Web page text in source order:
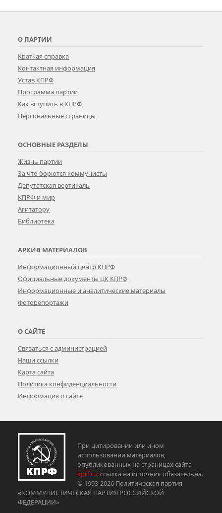
О ПАРТИИ
Краткая справка
Контактная информация
Устав КПРФ
Программа партии
Как вступить в КПРФ
Персональные страницы
ОСНОВНЫЕ РАЗДЕЛЫ
Жизнь партии
За что борются коммунисты
Депутатская вертикаль
КПРФ и мир
Агитатору
Библиотека
АРХИВ МАТЕРИАЛОВ
Информационный центр КПРФ
Официальные документы ЦК КПРФ
Информационные и аналитические материалы
Фоторепортажи
О САЙТЕ
Связаться с администрацией
Наши ссылки
Карта сайта
Политика конфиденциальности
Информация о сайте
При цитировании или ином
использовании материалов,
опубликованных на страницах сайта
kprf.ru, ссылка на источник обязательна.
© 1993-2026 Политическая партия
«КОММУНИСТИЧЕСКАЯ ПАРТИЯ РОССИЙСКОЙ
ФЕДЕРАЦИИ»